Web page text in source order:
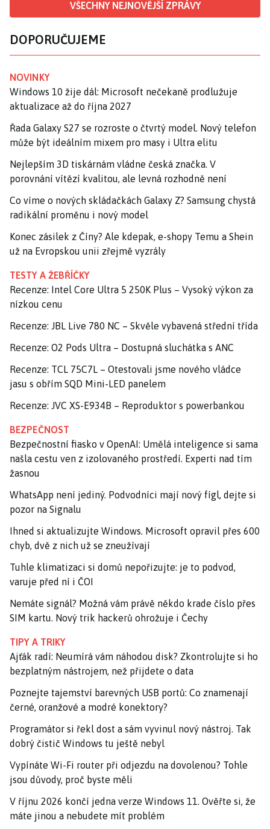
VŠECHNY NEJNOVĚJŠÍ ZPRÁVY
DOPORUČUJEME
NOVINKY
Windows 10 žije dál: Microsoft nečekaně prodlužuje
aktualizace až do října 2027
Řada Galaxy S27 se rozroste o čtvrtý model. Nový telefon
může být ideálním mixem pro masy i Ultra elitu
Nejlepším 3D tiskárnám vládne česká značka. V
porovnání vítězí kvalitou, ale levná rozhodně není
Co víme o nových skládačkách Galaxy Z? Samsung chystá
radikální proměnu i nový model
Konec zásilek z Číny? Ale kdepak, e-shopy Temu a Shein
už na Evropskou unii zřejmě vyzrály
TESTY A ŽEBŘÍČKY
Recenze: Intel Core Ultra 5 250K Plus – Vysoký výkon za
nízkou cenu
Recenze: JBL Live 780 NC – Skvěle vybavená střední třída
Recenze: O2 Pods Ultra – Dostupná sluchátka s ANC
Recenze: TCL 75C7L – Otestovali jsme nového vládce
jasu s obřím SQD Mini-LED panelem
Recenze: JVC XS-E934B – Reproduktor s powerbankou
BEZPEČNOST
Bezpečnostní fiasko v OpenAI: Umělá inteligence si sama
našla cestu ven z izolovaného prostředí. Experti nad tím
žasnou
WhatsApp není jediný. Podvodníci mají nový fígl, dejte si
pozor na Signalu
Ihned si aktualizujte Windows. Microsoft opravil přes 600
chyb, dvě z nich už se zneužívají
Tuhle klimatizaci si domů nepořizujte: je to podvod,
varuje před ní i ČOI
Nemáte signál? Možná vám právě někdo krade číslo přes
SIM kartu. Nový trik hackerů ohrožuje i Čechy
TIPY A TRIKY
Ajťák radí: Neumírá vám náhodou disk? Zkontrolujte si ho
bezplatným nástrojem, než přijdete o data
Poznejte tajemství barevných USB portů: Co znamenají
černé, oranžové a modré konektory?
Programátor si řekl dost a sám vyvinul nový nástroj. Tak
dobrý čistič Windows tu ještě nebyl
Vypínáte Wi-Fi router při odjezdu na dovolenou? Tohle
jsou důvody, proč byste měli
V říjnu 2026 končí jedna verze Windows 11. Ověřte si, že
máte jinou a nebudete mít problém